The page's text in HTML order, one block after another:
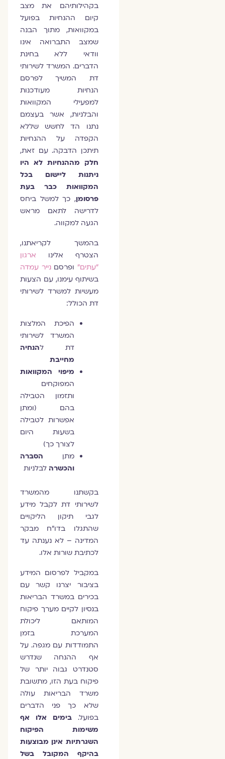
בקהילותיהם את מצב
קיום ההנחיות בפועל
במקוואות, מתוך הבנה
שמצב התברואה אינו
וודאי ללא בחינת
הדברים. המשרד לשירותי
דת המשיך לפרסם
הנחיות מעודכנות
למפעילי המקוואות
והבלניות, אשר בעצמם
נתנו הד לחשש שללא
הקפדה על ההנחיות
תיתכן הדבקה. עם זאת,
חלק מההנחיות לא היו
ניתנות ליישום בכל
המקוואות כבר בעת
פרסומן, כך למשל ביחס
לדרישה לתאם מראש
הגעה למקווה.
בהמשך לקריאתנו,
הצטרף אלינו
ארגון
"עתים"ופרסםנייר עמדה
בשיתוף עימנו, עם הצעות
מעשיות למשרד לשירותי
דת הכולל:
הפיכת המלצות
המשרד לשירותי
דת ל
הנחיה
מחייבת
מיפוי המקוואות
המפוקחים
ותזמון הטבילה
בהם (ומתן
אפשרות לטבילה
בשעות היום
לצורך כך)
מתן
הסברה
והכשרהלבלניות
בקשתנו מהמשרד
לשירותי דת לקבל מידע
לגבי תיקון הליקויים
שהתגלו בדו"ח מבקר
המדינה – לא נענתה עד
לכתיבת שורות אלו.
במקביל לפרסום המידע
בציבור יצרנו קשר עם
בכירים במשרד הבריאות
בנסיון לקיים מערך פיקוח
המותאם ליכולת
המערכת בזמן
התמודדות עם מגפה. על
אף ההנחה שנדרש
סטנדרט גבוה יותר של
פיקוח בעת הזו, מתשובת
משרד הבריאות עולה
שלא כך פני הדברים
בפועל.
בימים אלו אף
משימות הפיקוח
השגרתיות אינן מבוצעות
בהיקף המקובל בשל